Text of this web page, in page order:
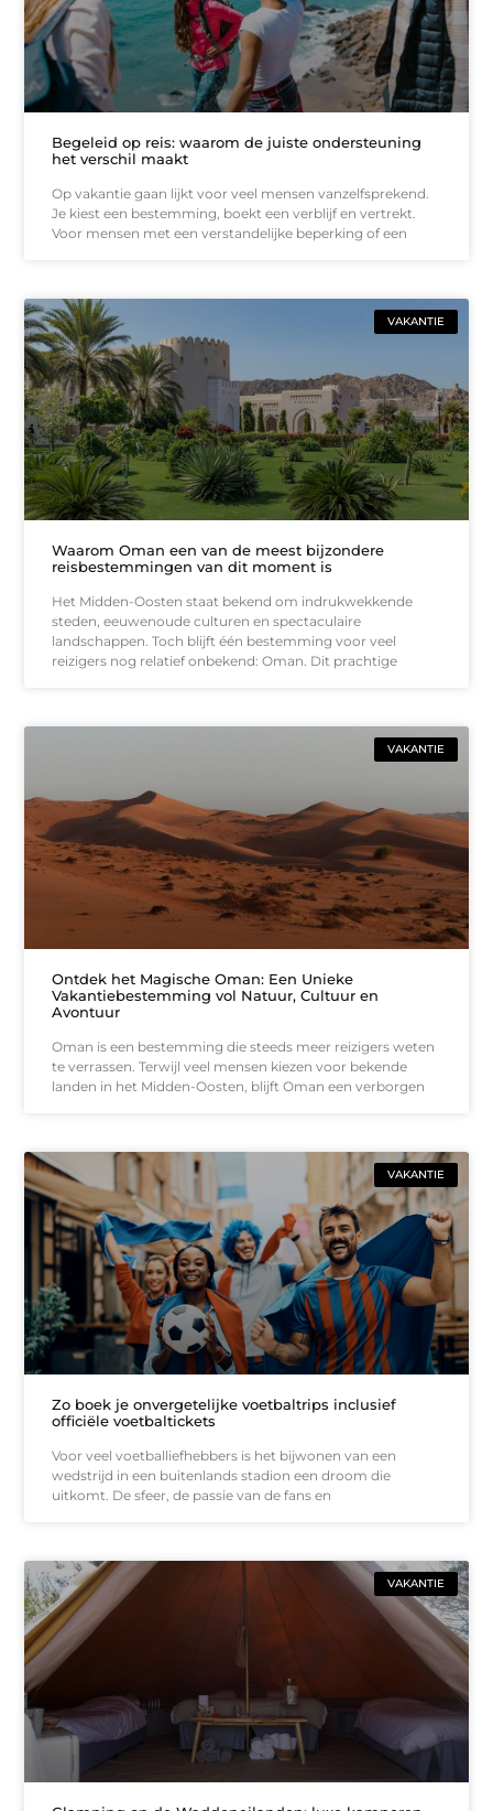
Begeleid op reis: waarom de juiste ondersteuning
het verschil maakt
Op vakantie gaan lijkt voor veel mensen vanzelfsprekend.
Je kiest een bestemming, boekt een verblijf en vertrekt.
Voor mensen met een verstandelijke beperking of een
VAKANTIE
Waarom Oman een van de meest bijzondere
reisbestemmingen van dit moment is
Het Midden-Oosten staat bekend om indrukwekkende
steden, eeuwenoude culturen en spectaculaire
landschappen. Toch blijft één bestemming voor veel
reizigers nog relatief onbekend: Oman. Dit prachtige
VAKANTIE
Ontdek het Magische Oman: Een Unieke
Vakantiebestemming vol Natuur, Cultuur en
Avontuur
Oman is een bestemming die steeds meer reizigers weten
te verrassen. Terwijl veel mensen kiezen voor bekende
landen in het Midden-Oosten, blijft Oman een verborgen
VAKANTIE
Zo boek je onvergetelijke voetbaltrips inclusief
officiële voetbaltickets
Voor veel voetballiefhebbers is het bijwonen van een
wedstrijd in een buitenlands stadion een droom die
uitkomt. De sfeer, de passie van de fans en
VAKANTIE